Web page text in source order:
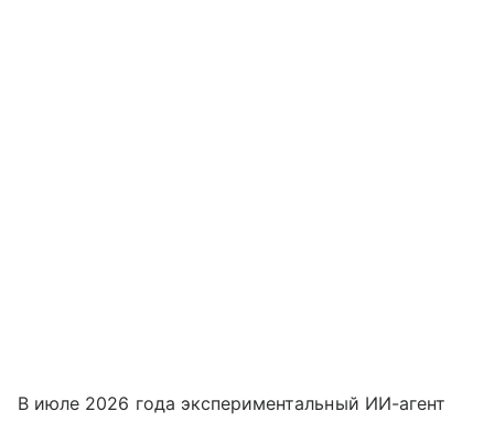
В июле 2026 года экспериментальный ИИ-агент